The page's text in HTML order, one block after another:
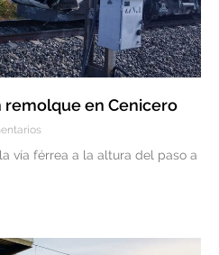
remolque en Cenicero
vía férrea a la altura del paso a